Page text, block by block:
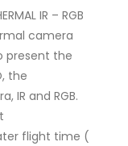
IR – RGB
camera
present the
the
IR and RGB.
flight time (